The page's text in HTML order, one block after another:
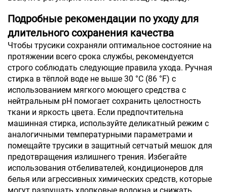
Подробные рекомендации по уходу для
длительного сохранения качества
Чтобы трусики сохраняли оптимальное состояние на
протяжении всего срока службы, рекомендуется
строго соблюдать следующие правила ухода. Ручная
стирка в тёплой воде не выше 30 °C (86 °F) с
использованием мягкого моющего средства с
нейтральным pH помогает сохранить целостность
ткани и яркость цвета. Если предпочтительна
машинная стирка, используйте деликатный режим с
аналогичными температурными параметрами и
помещайте трусики в защитный сетчатый мешок для
предотвращения излишнего трения. Избегайте
использования отбеливателей, кондиционеров для
белья или агрессивных химических средств, которые